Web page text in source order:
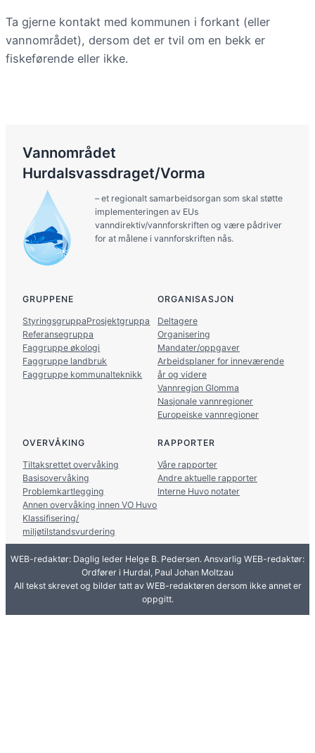
Ta gjerne kontakt med kommunen i forkant (eller
vannområdet), dersom det er tvil om en bekk er
fiskeførende eller ikke.
Vannområdet
Hurdalsvassdraget/Vorma
– et regionalt samarbeidsorgan som skal støtte
implementeringen av EUs
vanndirektiv/vannforskriften og være pådriver
for at målene i vannforskriften nås.
GRUPPENE
StyringsgruppaProsjektgruppa
Referansegruppa
Faggruppe økologi
Faggruppe landbruk
Faggruppe kommunalteknikk
ORGANISASJON
Deltagere
Organisering
Mandater/oppgaver
Arbeidsplaner for inneværende
år og videre
Vannregion Glomma
Nasjonale vannregioner
Europeiske vannregioner
OVERVÅKING
Tiltaksrettet overvåking
Basisovervåking
Problemkartlegging
Annen overvåking innen VO Huvo
Klassifisering/
miljøtilstandsvurdering
RAPPORTER
Våre rapporter
Andre aktuelle rapporter
Interne Huvo notater
WEB-redaktør: Daglig leder Helge B. Pedersen. Ansvarlig WEB-redaktør:
Ordfører i Hurdal, Paul Johan Moltzau
All tekst skrevet og bilder tatt av WEB-redaktøren dersom ikke annet er
oppgitt.